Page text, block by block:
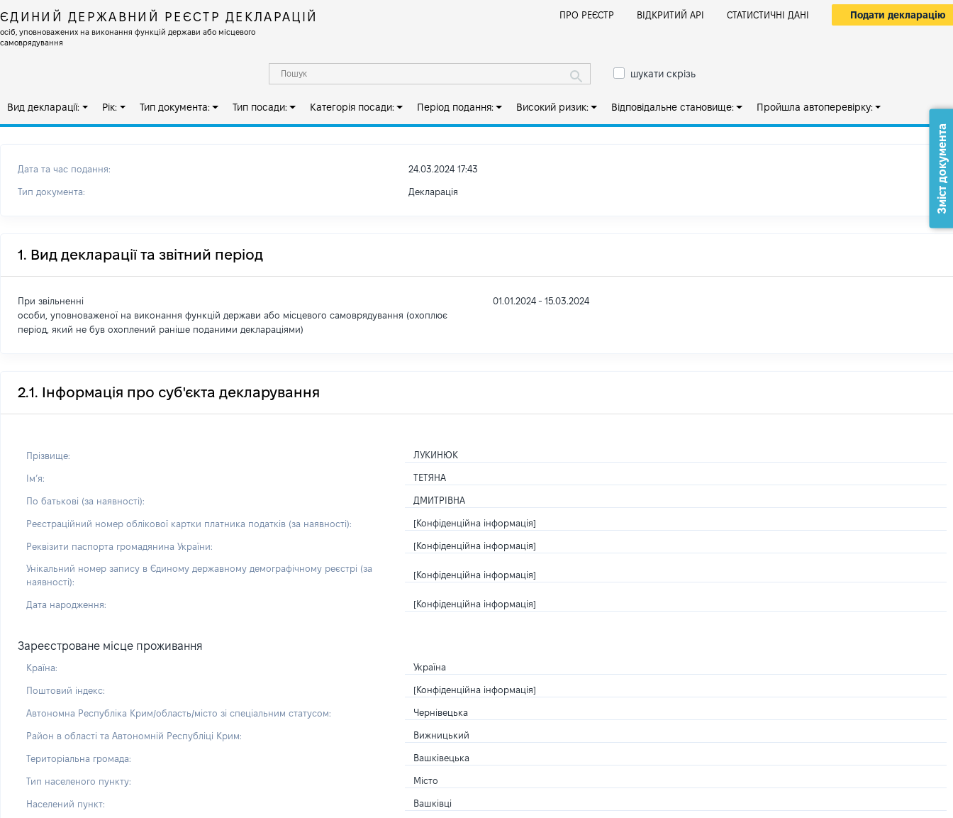
ЄДИНИЙ ДЕРЖАВНИЙ РЕЄСТР ДЕКЛАРАЦІЙ
осіб, уповноважених на виконання функцій держави або місцевого
самоврядування
ПРО РЕЄСТР ВІДКРИТИЙ АРІ СТАТИСТИЧНІ ДАНІ Подати декларацію
шукати скрізь
Вид декларації: Рік: Тип документа: Тип посади: Категорія посади: Період подання: Високий ризик: Відповідальне становище: Пройшла автоперевірку:
Дата та час подання: 24.03.2024 17:43
Тип документа: Декларація
1. Вид декларації та звітний період
При звільненні
особи, уповноваженої на виконання функцій держави або місцевого самоврядування (охоплює
період, який не був охоплений раніше поданими деклараціями)
01.01.2024 - 15.03.2024
2.1. Інформація про суб'єкта декларування
Прізвище: ЛУКИНЮК
Імʼя: ТЕТЯНА
По батькові (за наявності): ДМИТРІВНА
Реєстраційний номер облікової картки платника податків (за наявності): [Конфіденційна інформація]
Реквізити паспорта громадянина України: [Конфіденційна інформація]
Унікальний номер запису в Єдиному державному демографічному реєстрі (за
наявності):
[Конфіденційна інформація]
Дата народження: [Конфіденційна інформація]
Зареєстроване місце проживання
Країна: Україна
Поштовий індекс: [Конфіденційна інформація]
Автономна Республіка Крим/область/місто зі спеціальним статусом: Чернівецька
Район в області та Автономній Республіці Крим: Вижницький
Територіальна громада: Вашківецька
Тип населеного пункту: Місто
Населений пункт: Вашківці
Зміст документа